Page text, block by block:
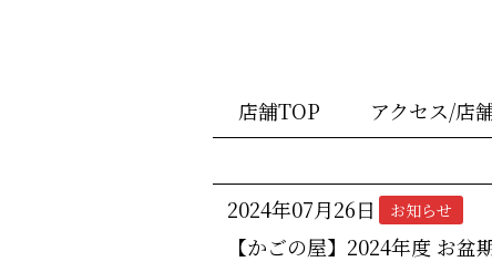
店舗TOP アクセス/店
2024年07月26日 お知らせ
【かごの屋】2024年度 お盆